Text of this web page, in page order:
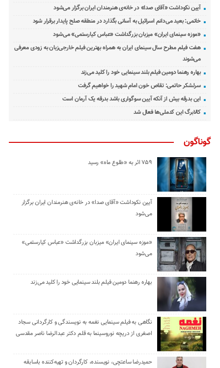
آیین نکوداشت «آقای صدا» در خانه‌ی هنرمندان ایران برگزار می‌شود
خاتمی: بعید می‌دانم اسرائیل به آسانی بگذارد در منطقه صلح پایدار برقرار شود
«موزه سینمای ایران» میزبان بزرگداشت «عباس کیارستمی» می‌شود
هفت فیلم مطرح سال سینمای ایران به همراه بهترین فیلم خارجی‌زبان به زودی معرفی
می‌شوند
بهاره رهنما دومین فیلم بلند سینمایی خود را کلید می‌زند
سرلشکر حاتمی: تقاص خون امام شهید را خواهیم گرفت
این بدرقه بیش از آنکه آیین سوگواری باشد بدرقه یک آرمان است
کالابرگ این کدملی‌ها فعال شد
گوناگون
۷۵۹ اثر به «طلوع ماه» رسید
آیین نکوداشت «آقای صدا» در خانه‌ی هنرمندان ایران برگزار
می‌شود
«موزه سینمای ایران» میزبان بزرگداشت «عباس کیارستمی»
می‌شود
بهاره رهنما دومین فیلم بلند سینمایی خود را کلید می‌زند
نگاهی به فیلم سینمایی نغمه به نویسندگی و کارگردانی سجاد
اصغری از دریچه نوروسینما به قلم دکتر عبدالرضا ناصر مقدسی
حمیدرضا ساعتچی، نویسنده، کارگردان و تهیه‌کننده باسابقه